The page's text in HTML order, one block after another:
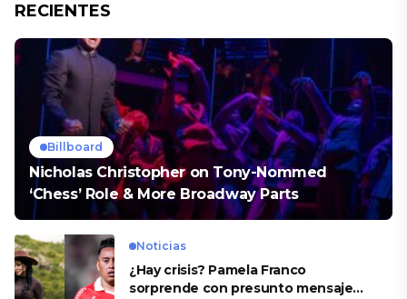
RECIENTES
Billboard
Nicholas Christopher on Tony-Nommed
‘Chess’ Role & More Broadway Parts
Noticias
¿Hay crisis? Pamela Franco
sorprende con presunto mensaje